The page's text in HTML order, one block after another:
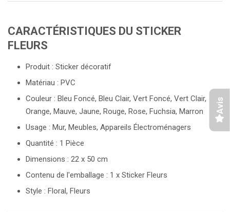
CARACTÉRISTIQUES DU STICKER
FLEURS
Produit : Sticker décoratif
Matériau : PVC
Couleur : Bleu Foncé, Bleu Clair, Vert Foncé, Vert Clair,
Orange, Mauve, Jaune, Rouge, Rose, Fuchsia, Marron
Usage : Mur, Meubles, Appareils Électroménagers
Quantité : 1 Pièce
Dimensions : 22 x 50 cm
Contenu de l'emballage : 1 x Sticker Fleurs
Style : Floral, Fleurs
Avis